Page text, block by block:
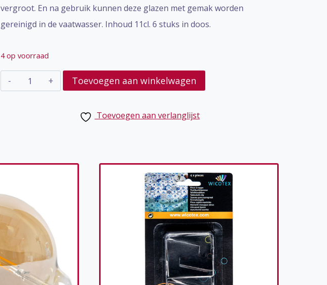
vergroot. En na gebruik kunnen deze glazen met gemak worden
gereinigd in de vaatwasser. Inhoud 11cl. 6 stuks in doos.
4 op voorraad
Gilde
Advocaatglas
Toevoegen aan winkelwagen
Toevoegen aan verlanglijst